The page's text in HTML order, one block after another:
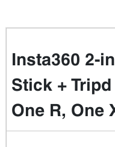
Insta360 2-
Stick +
One R, One